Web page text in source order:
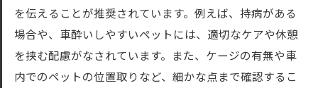
を伝えることが推奨されています。例えば、持病がある
場合や、車酔いしやすいペットには、適切なケアや休憩
を挟む配慮がなされています。また、ケージの有無や車
内でのペットの位置取りなど、細かな点まで確認するこ